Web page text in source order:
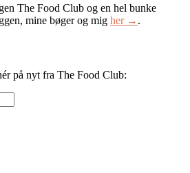
The Food Club og en hel bunke
mine bøger og mig her → .
på nyt fra The Food Club: